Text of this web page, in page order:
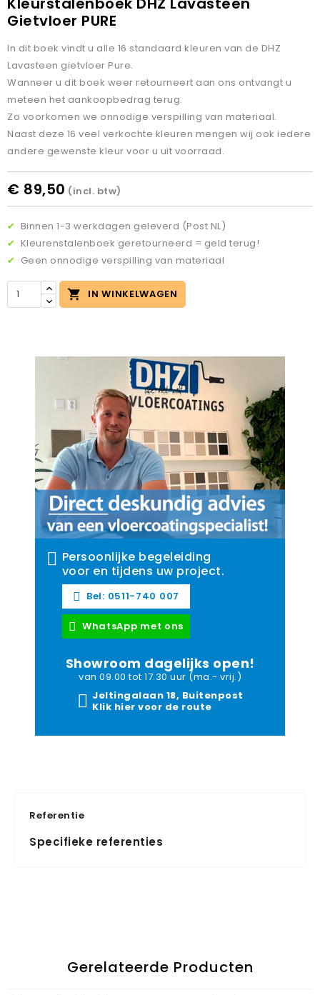
Gietvloer PURE
In dit boek vindt u alle 16 standaard kleuren van de DHZ
Lavasteen gietvloer Pure.
Wanneer u dit boek weer retourneert aan ons ontvangt u
meteen het aankoopbedrag terug.
Zo voorkomen we onnodige verspilling van materiaal.
Naast deze 16 veel verkochte kleuren mengen wij ook iedere
andere gewenste kleur voor u uit voorraad.
€ 89,50 (incl. btw)
✔ Binnen 1-3 werkdagen geleverd (Post NL)
✔ Kleurenstalenboek geretourneerd = geld terug!
✔ Geen onnodige verspilling van materiaal
 IN WINKELWAGEN
Persoonlijke begeleiding
voor en tijdens uw project.
Bel: 0511-740 007
WhatsApp met ons
Showroom dagelijks open!
van 09.00 tot 17.30 uur (ma.- vrij.)
Jeltingalaan 18, Buitenpost
Klik hier voor de route
Referentie
Specifieke referenties
Gerelateerde Producten